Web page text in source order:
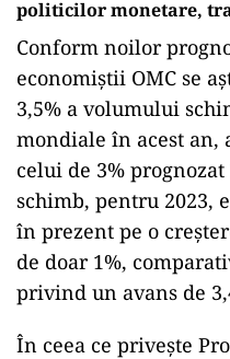
politicilor monetare,
Conform noilor
economiştii OMC se
3,5% a volumului
mondiale în acest an,
celui de 3%
schimb, pentru 2023,
în prezent pe o
de doar 1%,
privind un avans de
În ceea ce priveşte